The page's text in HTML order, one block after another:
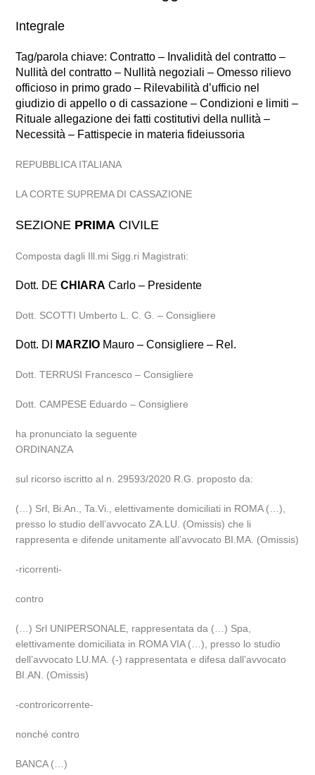
Integrale
Tag/parola chiave: Contratto – Invalidità del contratto –
Nullità del contratto – Nullità negoziali – Omesso rilievo
officioso in primo grado – Rilevabilità d’ufficio nel
giudizio di appello o di cassazione – Condizioni e limiti –
Rituale allegazione dei fatti costitutivi della nullità –
Necessità – Fattispecie in materia fideiussoria
REPUBBLICA ITALIANA
LA CORTE SUPREMA DI CASSAZIONE
SEZIONE PRIMA CIVILE
Composta dagli Ill.mi Sigg.ri Magistrati:
Dott. DECHIARA Carlo – Presidente
Dott. SCOTTI Umberto L. C. G. – Consigliere
Dott. DI MARZIO Mauro – Consigliere – Rel.
Dott. TERRUSI Francesco – Consigliere
Dott. CAMPESE Eduardo – Consigliere
ha pronunciato la seguente
ORDINANZA
sul ricorso iscritto al n. 29593/2020 R.G. proposto da:
(…) Srl, Bi.An., Ta.Vi., elettivamente domiciliati in ROMA (…),
presso lo studio dell’avvocato ZA.LU. (Omissis) che li
rappresenta e difende unitamente all’avvocato BI.MA. (Omissis)
-ricorrenti-
contro
(…) Srl UNIPERSONALE, rappresentata da (…) Spa,
elettivamente domiciliata in ROMA VIA (…), presso lo studio
dell’avvocato LU.MA. (-) rappresentata e difesa dall’avvocato
BI.AN. (Omissis)
-controricorrente-
nonché contro
BANCA (…)